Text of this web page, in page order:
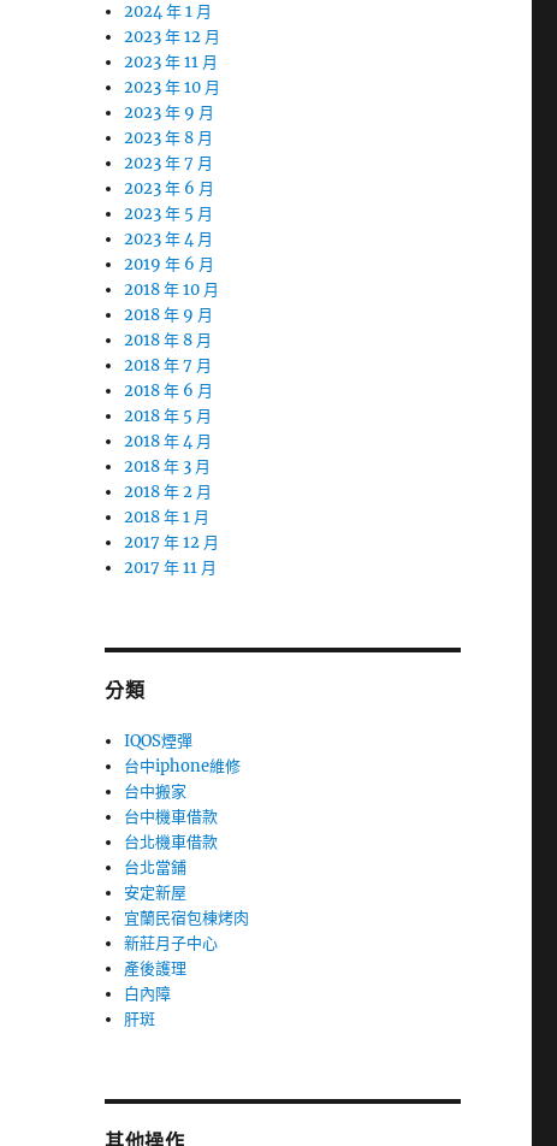
2024 年 1 月
2023 年 12 月
2023 年 11 月
2023 年 10 月
2023 年 9 月
2023 年 8 月
2023 年 7 月
2023 年 6 月
2023 年 5 月
2023 年 4 月
2019 年 6 月
2018 年 10 月
2018 年 9 月
2018 年 8 月
2018 年 7 月
2018 年 6 月
2018 年 5 月
2018 年 4 月
2018 年 3 月
2018 年 2 月
2018 年 1 月
2017 年 12 月
2017 年 11 月
分類
IQOS煙彈
台中iphone維修
台中搬家
台中機車借款
台北機車借款
台北當鋪
安定新屋
宜蘭民宿包棟烤肉
新莊月子中心
產後護理
白內障
肝斑